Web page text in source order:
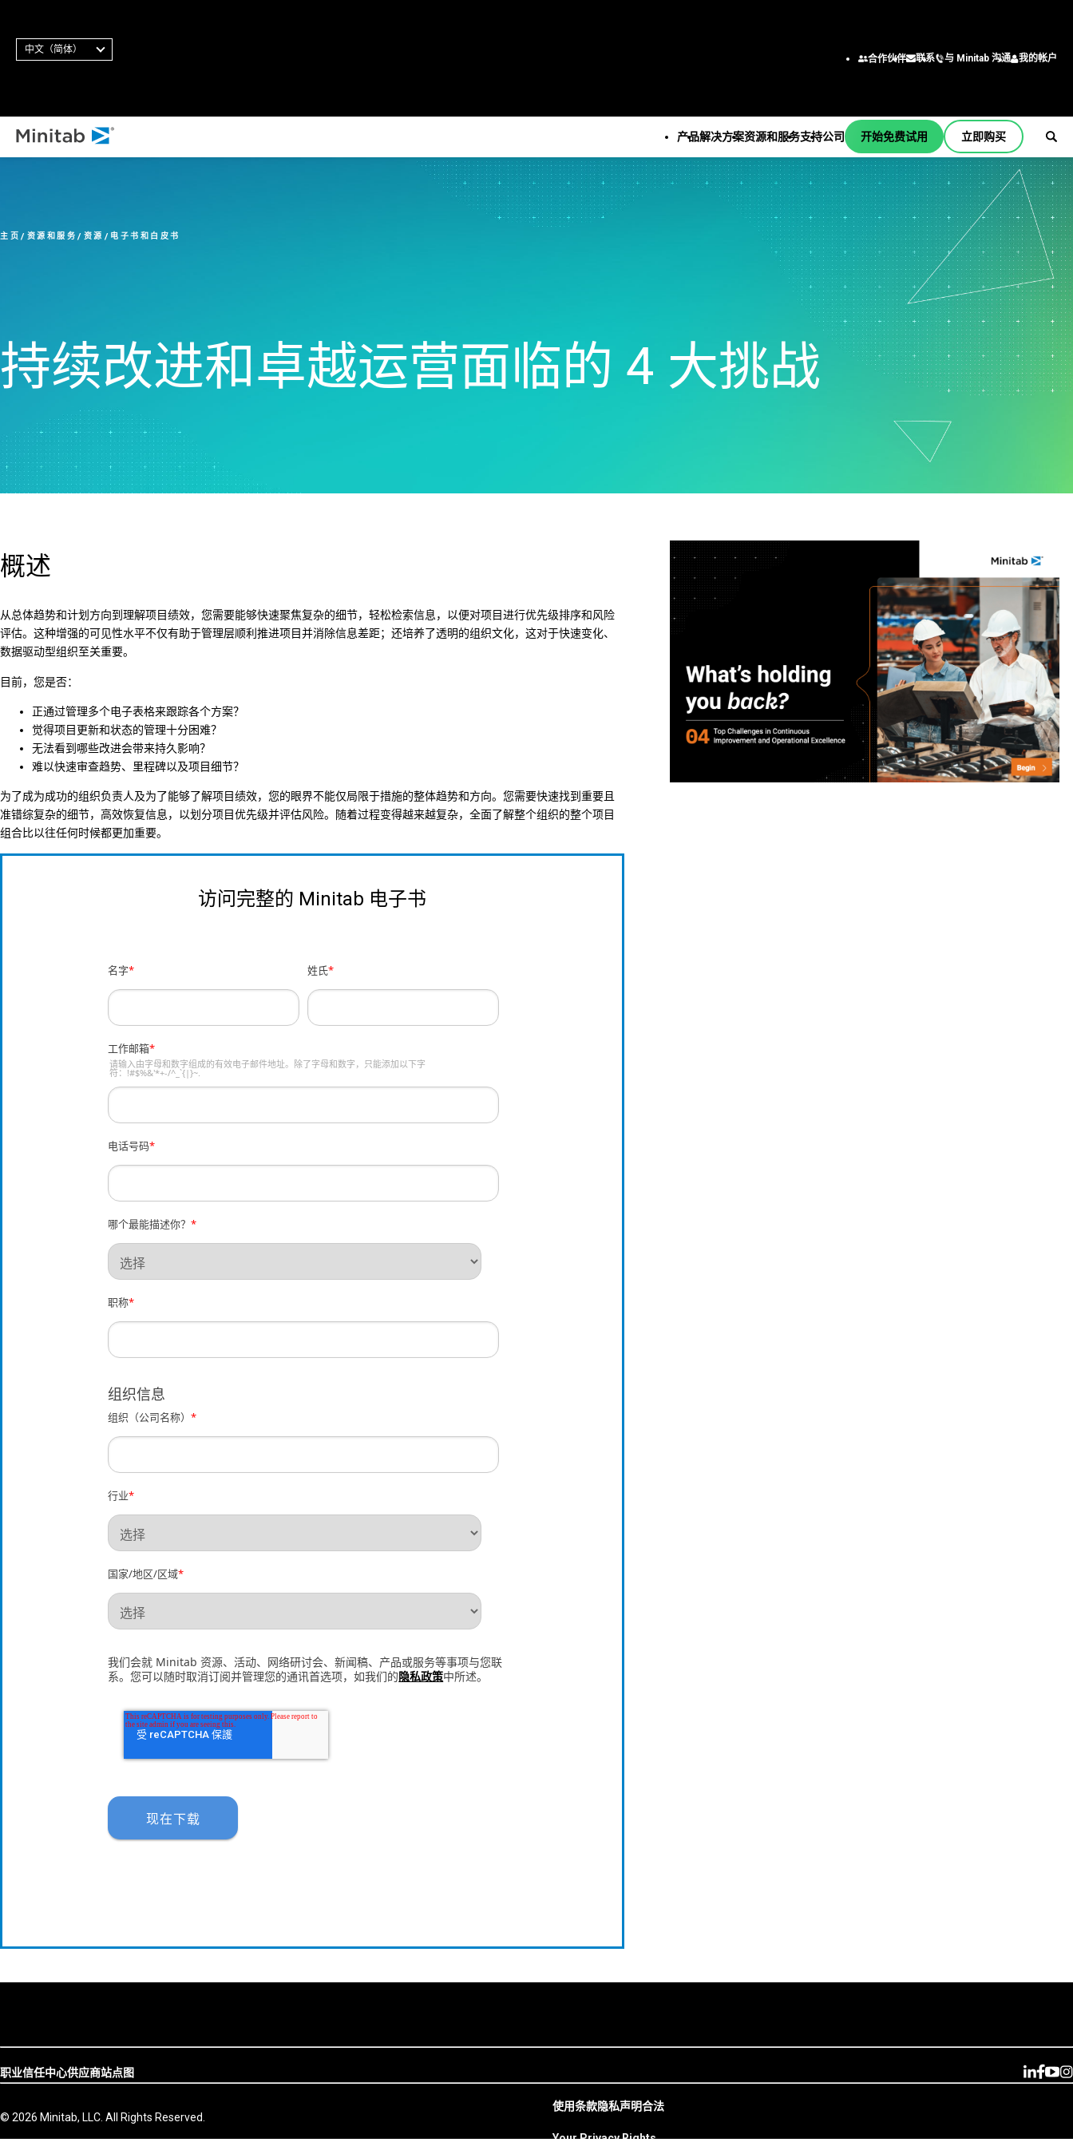
中文（简体）
合作伙伴
联系 与 Minitab 沟通 我的帐户
产品
所有产品
Minitab Solution Center
Minitab Workspace
Real-Time SPC
Prolink 数据收集和统计过
解决方案
Live Analytics
可靠性和寿命数据分析
离散事件模拟
关键功能
模型和机器学习运营
创新和项目管理
过程卓越：检测、纠正和预
行业解决方案
学术
建筑
能源和自然资源
政府和公共部门
制造和工业
制药
服务
按职能/角色
工程
商业分析师
信息技术
供应链
客户服务和联系中心
人力资源
营销数据分析
研发
资源和服务
所有资源和服务
资源
服务
培训
部署
自定进度的学习
继续教育
咨询
支持
技术支持
订阅和激活
Minitab Quick Start
产品下载
支持政策
公司
公司
关于我们
领导团队
合作伙伴
联系我们
开始免费试用 立即购买
主页 资源和服务 资源 电子书和白皮书
持续改进和卓越运营面临的 4 大挑战
概述
从总体趋势和计划方向到理解项目绩效，您需要能够快速聚焦复杂的细节，轻松检索信息，以便对项目进行优先级排序和风险
评估。这种增强的可见性水平不仅有助于管理层顺利推进项目并消除信息差距；还培养了透明的组织文化，这对于快速变化、
数据驱动型组织至关重要。
目前，您是否：
正通过管理多个电子表格来跟踪各个方案？
觉得项目更新和状态的管理十分困难？
无法看到哪些改进会带来持久影响？
难以快速审查趋势、里程碑以及项目细节？
为了成为成功的组织负责人及为了能够了解项目绩效，您的眼界不能仅局限于措施的整体趋势和方向。您需要快速找到重要且
准错综复杂的细节，高效恢复信息，以划分项目优先级并评估风险。随着过程变得越来越复杂，全面了解整个组织的整个项目
组合比以往任何时候都更加重要。
访问完整的 Minitab 电子书
名字* 姓氏*
工作邮箱*
请输入由字母和数字组成的有效电子邮件地址。除了字母和数字，只能添加以下字
符：!#$%&'*+-/^_`{|}~.
电话号码*
哪个最能描述你？*
职称*
组织信息
组织（公司名称）*
行业*
国家/地区/区域*
我们会就 Minitab 资源、活动、网络研讨会、新闻稿、产品或服务等事项与您联
系。您可以随时取消订阅并管理您的通讯首选项，如我们的隐私政策中所述。
职业信任中心供应商站点图
© 2026 Minitab, LLC. All Rights Reserved.
使用条款隐私声明合法
Your Privacy Rights